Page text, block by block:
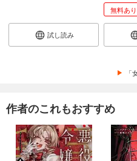
試し読み
無料あり
作者のこれもおすすめ